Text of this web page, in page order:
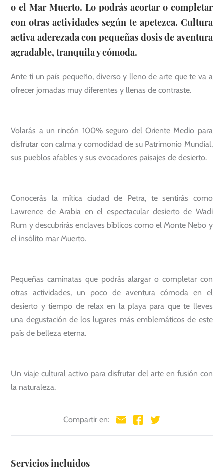
o el Mar Muerto. Lo podrás acortar o completar
con otras actividades según te apetezca. Cultura
activa aderezada con pequeñas dosis de aventura
agradable, tranquila y cómoda.
Ante ti un país pequeño, diverso y lleno de arte que te va a
ofrecer jornadas muy diferentes y llenas de contraste.
Volarás a un rincón 100% seguro del Oriente Medio para
disfrutar con calma y comodidad de su Patrimonio Mundial,
sus pueblos afables y sus evocadores paisajes de desierto.
Conocerás la mítica ciudad de Petra, te sentirás como
Lawrence de Arabia en el espectacular desierto de Wadi
Rum y descubrirás enclaves bíblicos como el Monte Nebo y
el insólito mar Muerto.
Pequeñas caminatas que podrás alargar o completar con
otras actividades, un poco de aventura cómoda en el
desierto y tiempo de relax en la playa para que te lleves
una degustación de los lugares más emblemáticos de este
país de belleza eterna.
Un viaje cultural activo para disfrutar del arte en fusión con
la naturaleza.
Compartir en:
Servicios incluidos